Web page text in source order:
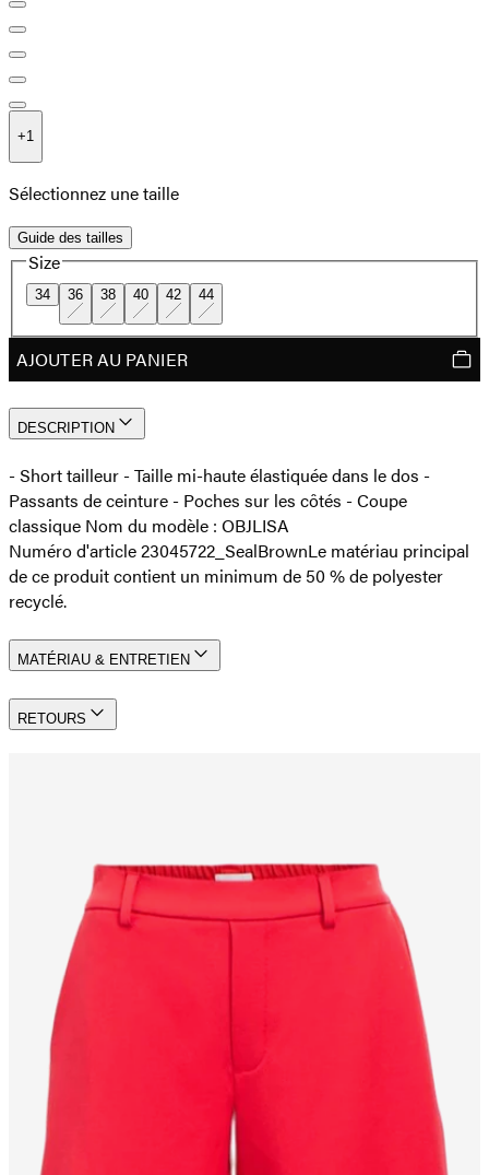
+1
Sélectionnez une taille
Guide des tailles
Size
34 36 38 40 42 44
AJOUTER AU PANIER
DESCRIPTION
- Short tailleur - Taille mi-haute élastiquée dans le dos -
Passants de ceinture - Poches sur les côtés - Coupe
classique Nom du modèle : OBJLISA
Numéro d'article 23045722_SealBrownLe matériau principal
de ce produit contient un minimum de 50 % de polyester
recyclé.
MATÉRIAU & ENTRETIEN
RETOURS